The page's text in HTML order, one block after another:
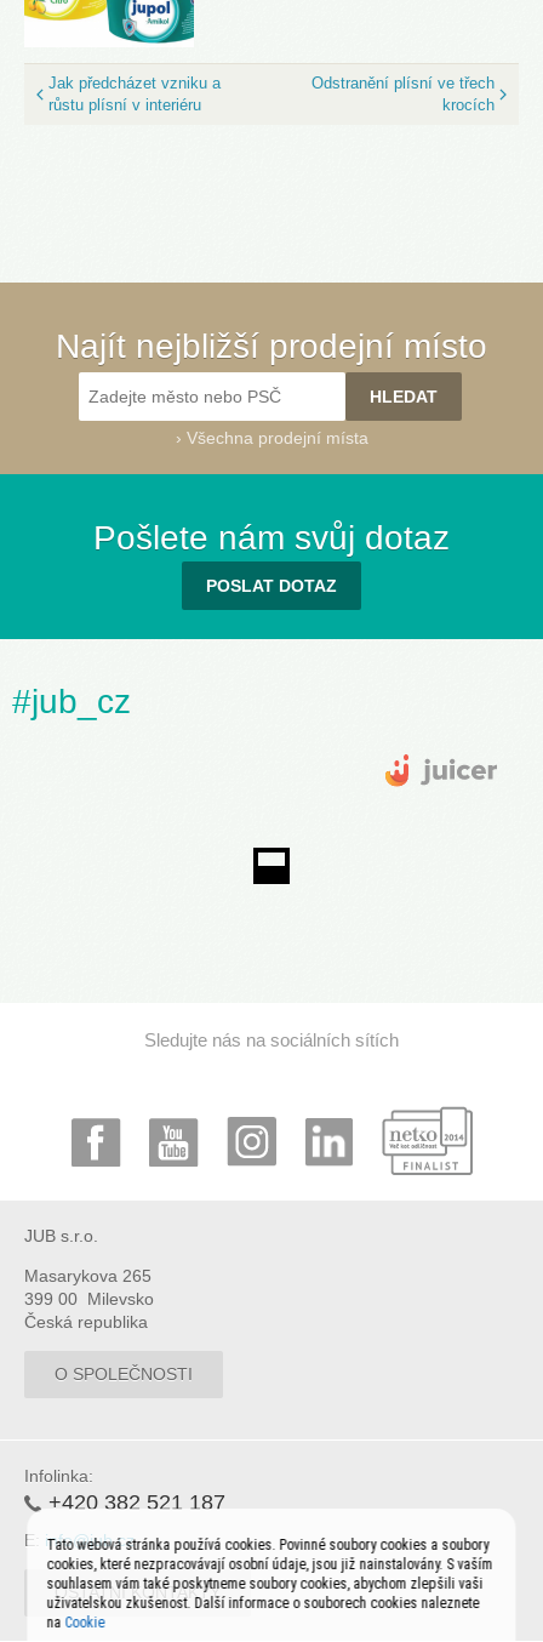
Jak předcházet vzniku a
růstu plísní v interiéru
Odstranění plísní ve třech
krocích
Najít nejbližší prodejní místo
› Všechna prodejní místa
Pošlete nám svůj dotaz
POSLAT DOTAZ
#jub_cz
Sledujte nás na sociálních sítích
JUB s.r.o.
Masarykova 265
399 00 Milevsko
Česká republika
O SPOLEČNOSTI
Infolinka:
+420 382 521 187
E: info@jub.cz
OSTATNÍ KONTAKTY
Tato webová stránka používá cookies. Povinné soubory cookies a soubory
cookies, které nezpracovávají osobní údaje, jsou již nainstalovány. S vaším
souhlasem vám také poskytneme soubory cookies, abychom zlepšili vaši
uživatelskou zkušenost. Další informace o souborech cookies naleznete
na Cookie